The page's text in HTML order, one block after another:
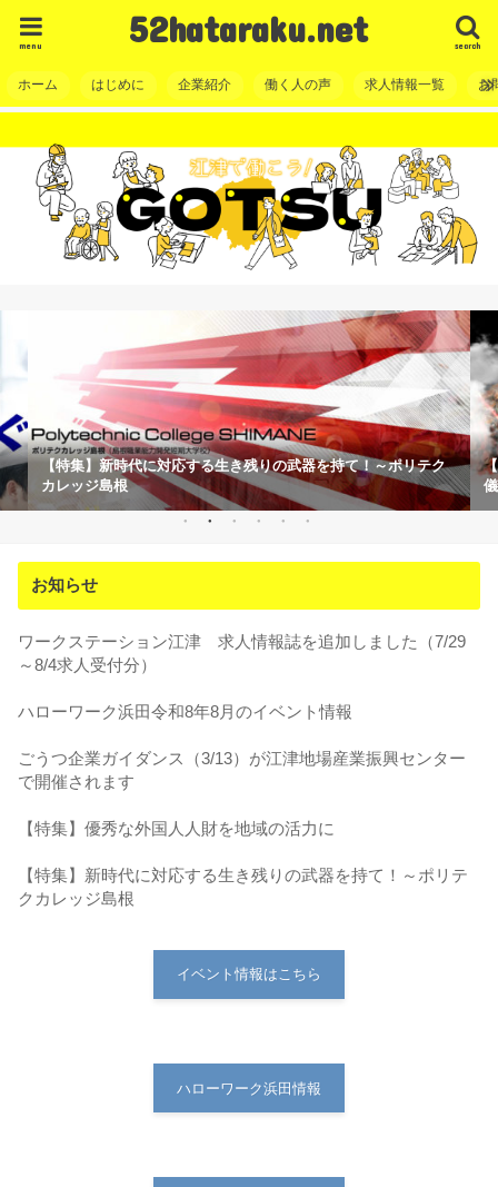
52hataraku.net search
menu
ホーム はじめに 企業紹介 働く人の声 求人情報一覧 お
【特集】新時代に対応する生き残りの武器を持て！～ポリテク
カレッジ島根
儀
お知らせ
ワークステーション江津 求人情報誌を追加しました（7/29
～8/4求人受付分）
ハローワーク浜田令和8年8月のイベント情報
ごうつ企業ガイダンス（3/13）が江津地場産業振興センター
で開催されます
【特集】優秀な外国人人財を地域の活力に
【特集】新時代に対応する生き残りの武器を持て！～ポリテ
クカレッジ島根
イベント情報はこちら
ハローワーク浜田情報